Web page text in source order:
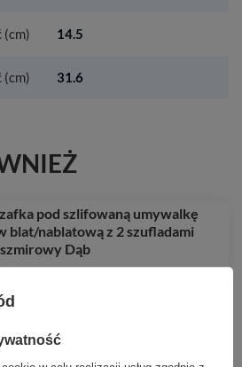
(cm) 14.5
(cm) 31.6
pod szlifowaną umywalkę
blat/nablatową z 2 szufladami
Dąb
Alive S Komplet prysznicowy 300